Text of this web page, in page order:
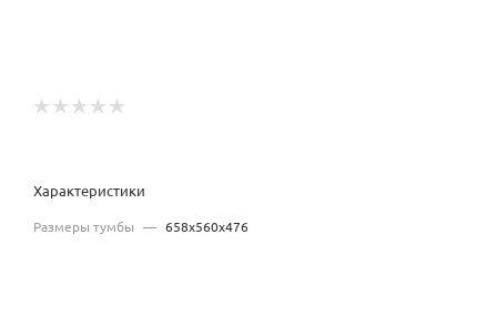
Характеристики
Размеры тумбы — 658х560х476